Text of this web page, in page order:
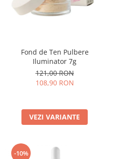
Fond de Ten Pulbere
Iluminator 7g
121,00 RON
108,90 RON
VEZI VARIANTE
-10%